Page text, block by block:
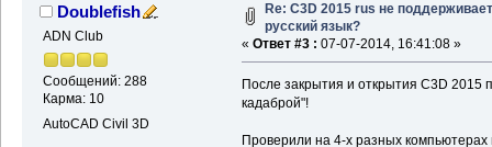
Doublefish
ADN Club
Сообщений: 288
Карма: 10
AutoCAD Civil 3D
Re: C3D 2015 rus не поддерживает
русский язык?
« Ответ #3 : 07-07-2014, 16:41:08 »
После закрытия и открытия C3D 2015
кадаброй"!
Проверили на 4-х разных компьютерах